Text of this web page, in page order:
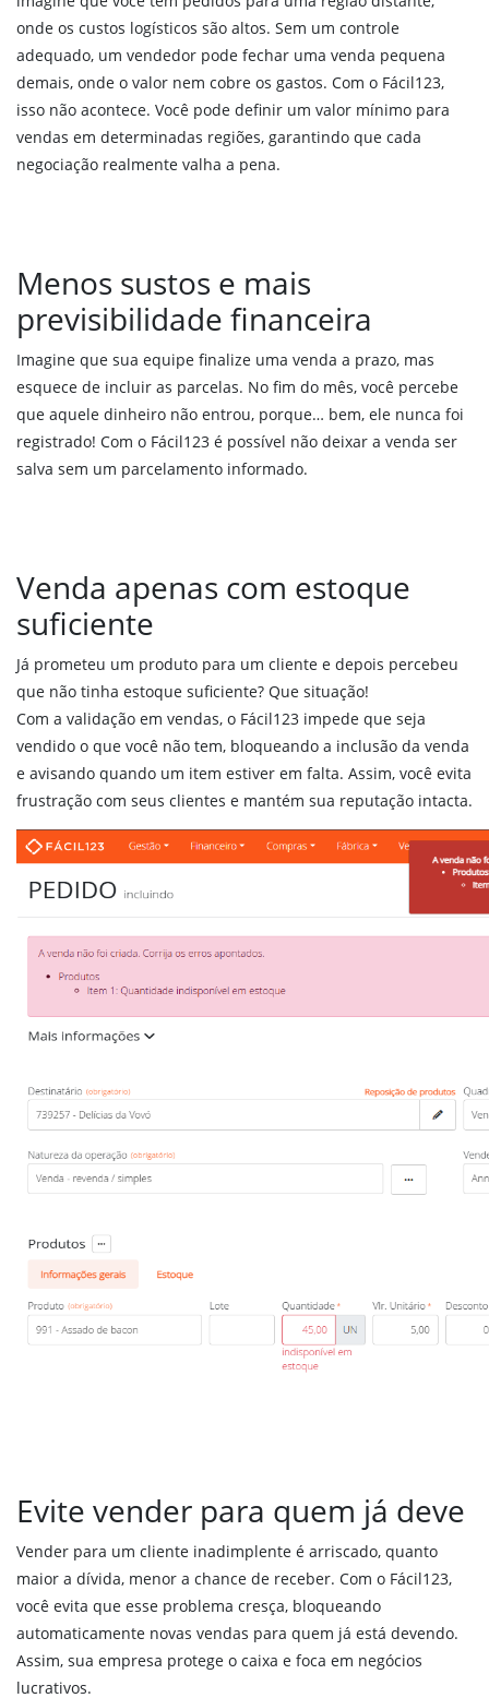
onde os custos logísticos são altos. Sem um controle
adequado, um vendedor pode fechar uma venda pequena
demais, onde o valor nem cobre os gastos. Com o Fácil123,
isso não acontece. Você pode definir um valor mínimo para
vendas em determinadas regiões, garantindo que cada
negociação realmente valha a pena.
Menos sustos e mais
previsibilidade financeira
Imagine que sua equipe finalize uma venda a prazo, mas
esquece de incluir as parcelas. No fim do mês, você percebe
que aquele dinheiro não entrou, porque… bem, ele nunca foi
registrado! Com o Fácil123 é possível não deixar a venda ser
salva sem um parcelamento informado.
Venda apenas com estoque
suficiente
Já prometeu um produto para um cliente e depois percebeu
que não tinha estoque suficiente? Que situação!
Com a validação em vendas, o Fácil123 impede que seja
vendido o que você não tem, bloqueando a inclusão da venda
e avisando quando um item estiver em falta. Assim, você evita
frustração com seus clientes e mantém sua reputação intacta.
Evite vender para quem já deve
Vender para um cliente inadimplente é arriscado, quanto
maior a dívida, menor a chance de receber. Com o Fácil123,
você evita que esse problema cresça, bloqueando
automaticamente novas vendas para quem já está devendo.
Assim, sua empresa protege o caixa e foca em negócios
lucrativos.